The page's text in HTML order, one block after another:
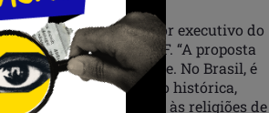
Silva Jr., coordenador executivo do
a decisão do STF. “A proposta
mas de equidade. No Brasil, é
refletindo uma tradição histórica,
tem sido concedida às religiões de